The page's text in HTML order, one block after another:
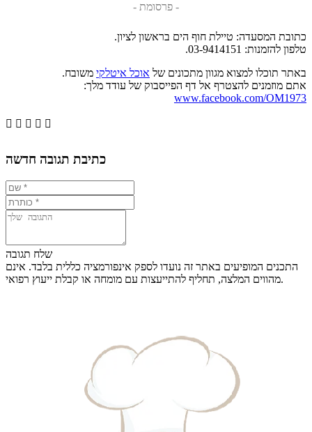
- פרסומת -
כתובת המסעדה: טיילת חוף הים בראשון לציון.
טלפון להזמנות: 03-9414151.
באתר תוכלו למצוא מגוון מתכונים של אוכל איטלקי משובח.
אתם מוזמנים להצטרף אל דף הפייסבוק של עודד מלך:
www.facebook.com/OM1973
    
כתיבת תגובה חדשה
שלח תגובה
התכנים המופיעים באתר זה נועדו לספק אינפורמציה כללית בלבד. אינם
מהווים המלצה, תחליף להתייעצות עם מומחה או קבלת ייעוץ רפואי.